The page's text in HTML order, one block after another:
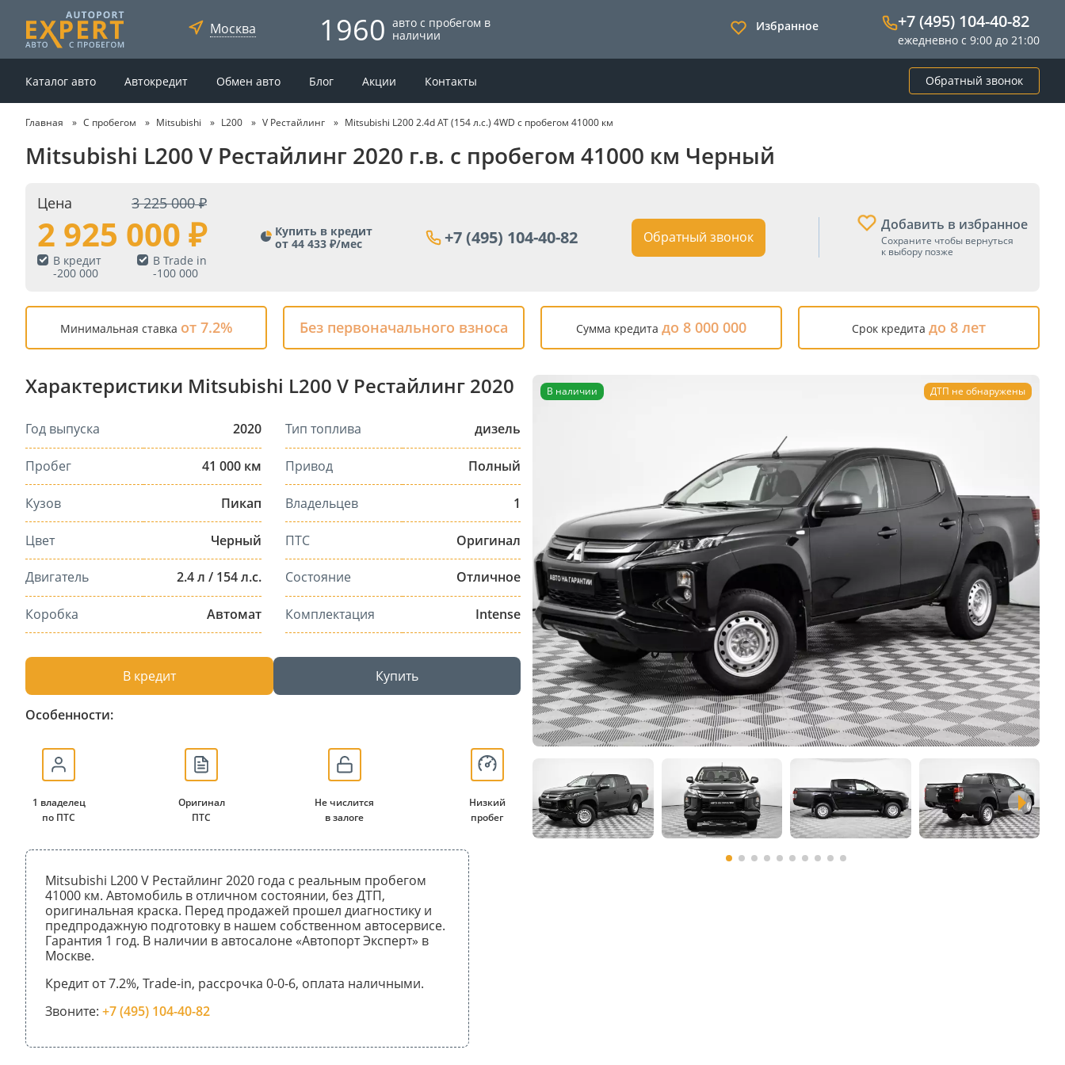
Москва 1960 авто с пробегом в
наличии
Избранное +7 (495) 104-40-82
ежедневно с 9:00 до 21:00
Каталог авто Автокредит Обмен авто Блог Акции Контакты Обратный звонок
Главная С пробегом Mitsubishi L200 V Рестайлинг Mitsubishi L200 2.4d AT (154 л.с.) 4WD с пробегом 41000 км
Mitsubishi L200 V Рестайлинг 2020 г.в. с пробегом 41000 км Черный
Цена 3 225 000
2 925 000
В кредит
-200 000
В Trade in
-100 000
Купить в кредит
от 44 433 ₽/мес
+7 (495) 104-40-82 Обратный звонок
Добавить в избранное
Сохраните чтобы вернуться
к выбору позже
Минимальная ставка от 7.2% Без первоначального взноса Сумма кредита до 8 000 000 Срок кредита до 8 лет
Характеристики Mitsubishi L200 V Рестайлинг 2020
Год выпуска 2020
Пробег 41 000 км
Кузов Пикап
Цвет Черный
Двигатель 2.4 л / 154 л.с.
Коробка Автомат
Тип топлива дизель
Привод Полный
Владельцев 1
ПТС Оригинал
Состояние Отличное
Комплектация Intense
В кредит Купить
Особенности:
1 владелец
по ПТС
Оригинал
ПТС
Не числится
в залоге
Низкий
пробег
Mitsubishi L200 V Рестайлинг 2020 года с реальным пробегом
41000 км. Автомобиль в отличном состоянии, без ДТП,
оригинальная краска. Перед продажей прошел диагностику и
предпродажную подготовку в нашем собственном автосервисе.
Гарантия 1 год. В наличии в автосалоне «Автопорт Эксперт» в
Москве.
Кредит от 7.2%, Trade-in, рассрочка 0-0-6, оплата наличными.
Звоните: +7 (495) 104-40-82
В наличии ДТП не обнаружены